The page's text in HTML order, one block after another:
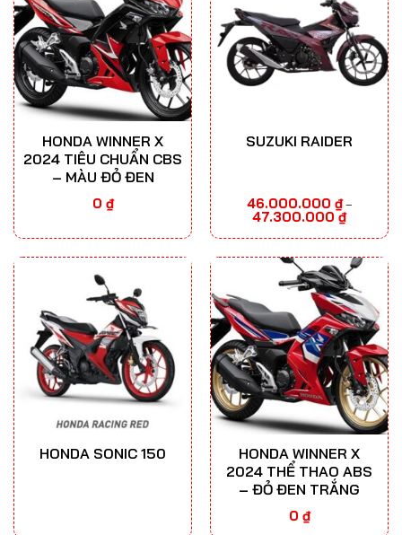
HONDA WINNER X
2024 TIÊU CHUẨN CBS
– MÀU ĐỎ ĐEN
0 ₫
SUZUKI RAIDER
46.000.000 ₫ –
47.300.000₫Khoảng
giá:
HONDA SONIC 150
HONDA WINNER X
2024 THỂ THAO ABS
– ĐỎ ĐEN TRẮNG
0 ₫